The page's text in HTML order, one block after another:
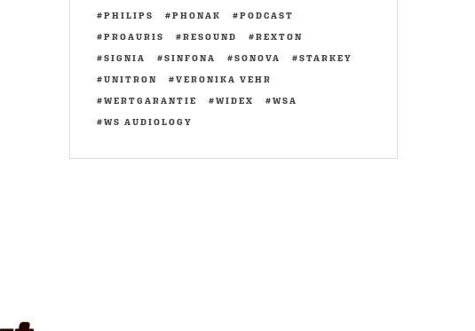
PHILIPS
PHONAK
PODCAST
PROAURIS
RESOUND
REXTON
SIGNIA
SINFONA SONOVA
STARKEY
UNITRON
VERONIKA VEHR
WERTGARANTIE
WIDEX
WSA
WS AUDIOLOGY